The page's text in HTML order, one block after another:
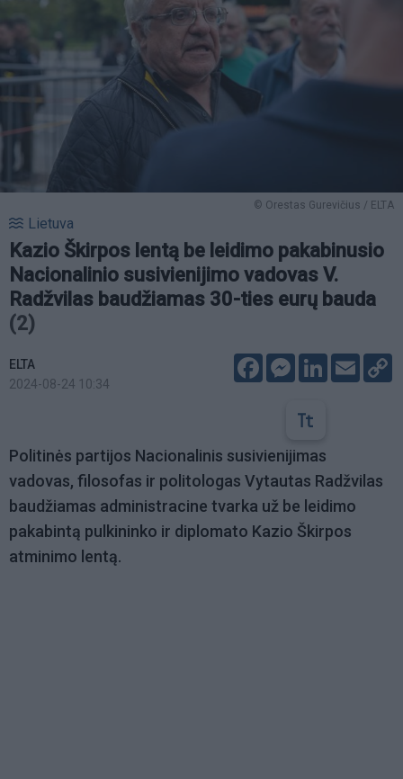
© Orestas Gurevičius / ELTA
Lietuva
Kazio Škirpos lentą be leidimo pakabinusio
Nacionalinio susivienijimo vadovas V.
Radžvilas baudžiamas 30-ties eurų bauda
(2)
ELTA
2024-08-24 10:34
FacebookMessenger
LinkedIn
Email
Politinės partijos Nacionalinis susivienijimas
vadovas, filosofas ir politologas Vytautas Radžvilas
baudžiamas administracine tvarka už be leidimo
pakabintą pulkininko ir diplomato Kazio Škirpos
atminimo lentą.